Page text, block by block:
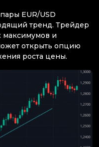
EUR/USD
тренд. Трейдер
максимумов и
открыть опцию
роста цены.